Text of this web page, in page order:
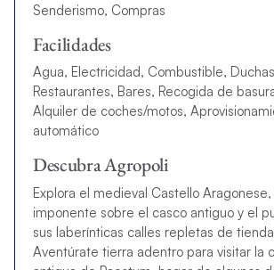
Senderismo, Compras
Facilidades
Agua, Electricidad, Combustible,
Restaurantes, Bares, Recogida de
Alquiler de coches/motos,
automático
Descubra Agropoli
Explora el medieval Castello
imponente sobre el casco antiguo y el
sus laberínticas calles repletas de
Aventúrate tierra adentro para visitar la